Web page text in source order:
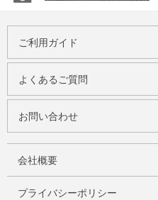
ご利用ガイド
よくあるご質問
お問い合わせ
会社概要
プライバシーポリシー